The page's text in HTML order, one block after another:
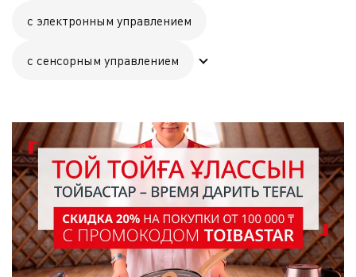
с электронным управлением
с сенсорным управлением